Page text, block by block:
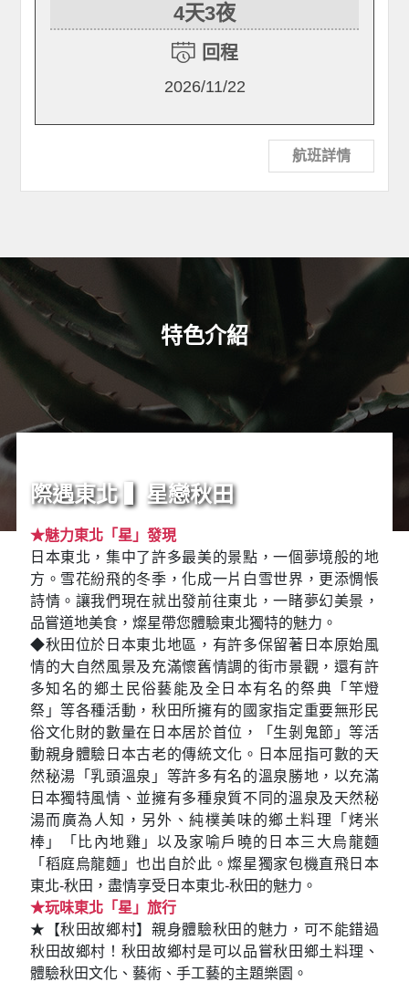
4天3夜
回程
2026/11/22
航班詳情
特色介紹
際遇東北 ▍星戀秋田
★魅力東北「星」發現
日本東北，集中了許多最美的景點，一個夢境般的地
方。雪花紛飛的冬季，化成一片白雪世界，更添惆悵
詩情。讓我們現在就出發前往東北，一睹夢幻美景，
品嘗道地美食，燦星帶您體驗東北獨特的魅力。
◆秋田位於日本東北地區，有許多保留著日本原始風
情的大自然風景及充滿懷舊情調的街市景觀，還有許
多知名的鄉土民俗藝能及全日本有名的祭典「竿燈
祭」等各種活動，秋田所擁有的國家指定重要無形民
俗文化財的數量在日本居於首位，「生剝鬼節」等活
動親身體驗日本古老的傳統文化。日本屈指可數的天
然秘湯「乳頭溫泉」等許多有名的溫泉勝地，以充滿
日本獨特風情、並擁有多種泉質不同的溫泉及天然秘
湯而廣為人知，另外、純樸美味的鄉土料理「烤米
棒」「比內地雞」以及家喻戶曉的日本三大烏龍麵
「稻庭烏龍麵」也出自於此。燦星獨家包機直飛日本
東北-秋田，盡情享受日本東北-秋田的魅力。
★玩味東北「星」旅行
★【秋田故鄉村】親身體驗秋田的魅力，可不能錯過
秋田故鄉村！秋田故鄉村是可以品嘗秋田鄉土料理、
體驗秋田文化、藝術、手工藝的主題樂園。